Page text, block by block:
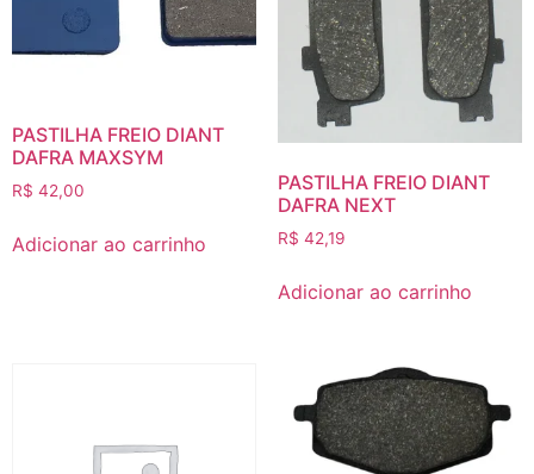
PASTILHA FREIO DIANT
DAFRA MAXSYM
R$ 42,00
Adicionar ao carrinho
PASTILHA FREIO DIANT
DAFRA NEXT
R$ 42,19
Adicionar ao carrinho